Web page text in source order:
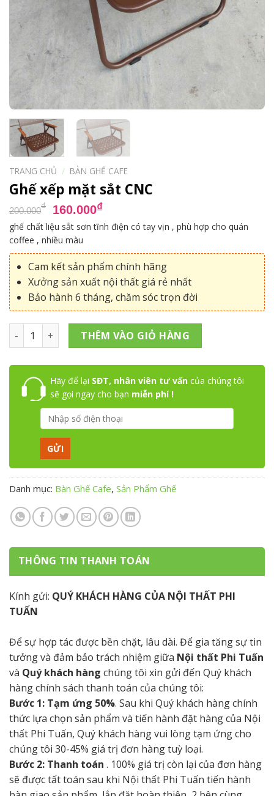
TRANG CHỦ / BÀN GHẾ CAFE
Ghế xếp mặt sắt CNC
200.000₫ Giá
gốc
là:
200.000₫.
160.000₫Giá
hiện
tại
là:
160.000₫.
ghế chất liệu sắt sơn tĩnh điện có tay vịn , phù hợp cho quán
coffee , nhiều màu
Cam kết sản phẩm chính hãng
Xưởng sản xuất nội thất giá rẻ nhất
Bảo hành 6 tháng, chăm sóc trọn đời
Ghế xếp mặt sắt CNC số lượng
THÊM VÀO GIỎ HÀNG
Hãy để lại SĐT, nhân viên tư vấncủa chúng tôi
sẽ gọi ngay cho bạn miễn phí !
Danh mục: Bàn Ghế Cafe, Sản Phẩm Ghế
THÔNG TIN THANH TOÁN
Kính gửi: QUÝ KHÁCH HÀNG CỦA NỘI THẤT PHI
TUẤN
Để sự hợp tác được bền chặt, lâu dài. Để gia tăng sự tin
tưởng và đảm bảo trách nhiệm giữa Nội thất Phi Tuấn
và Quý khách hàng chúng tôi xin gửi đến Quý khách
hàng chính sách thanh toán của chúng tôi:
Bước 1: Tạm ứng 50%. Sau khi Quý khách hàng chính
thức lựa chọn sản phẩm và tiến hành đặt hàng của Nội
thất Phi Tuấn, Quý khách hàng vui lòng tạm ứng cho
chúng tôi 30-45% giá trị đơn hàng tuỳ loại.
Bước 2: Thanh toán . 100% giá trị còn lại của đơn hàng
sẽ được tất toán sau khi Nội thất Phi Tuấn tiến hành